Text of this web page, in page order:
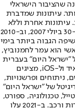
שהציבור הישראלי
עיתונות שמדברת
עיתונות אחרת וללא
תשלום. המהדורה המודפסת הראשונה פורסמה ב-30 ביולי 2007, וב-2010
הגבוה ביותר בימי
הוא עמר לחמנוביץ,
"ישראל היום" בעברית
ובאנגלית, כמו כן היישומונים (אפליקציות) לאנדרואיד ול-iOS, מציגים
ניתוחים ופרשנויות,
של "ישראל היום"
טכנולוגיה, ספורט,
כלכלה וצרכנות, בריאות, חיילים, אוכל, יהדות, תיירות ורכב. ב-2021 עלו